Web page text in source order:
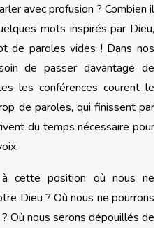
avec profusion ? Combien il
mots inspirés par Dieu,
de paroles vides ! Dans nos
de passer davantage de
les conférences courent le
de paroles, qui finissent par
du temps nécessaire pour
cette position où nous ne
Dieu ? Où nous ne pourrons
Où nous serons dépouillés de